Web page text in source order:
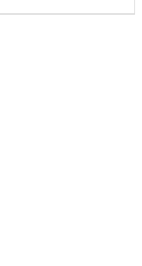
Gusti